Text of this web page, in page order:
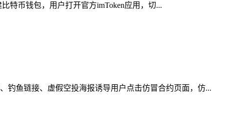
特币钱包，用户打开官方imToken应用，切...
钓鱼链接、虚假空投海报诱导用户点击仿冒合约页面，仿...